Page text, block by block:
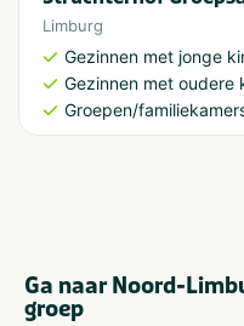
Limburg
Gezinnen met jonge
Gezinnen met oudere
Groepen/
Ga naar Noord-
groep